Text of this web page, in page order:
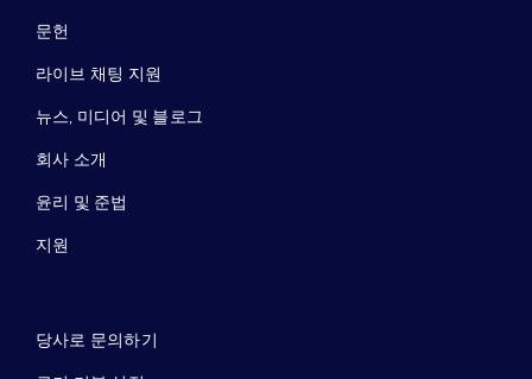
문헌
라이브 채팅 지원
뉴스, 미디어 및 블로그
회사 소개
윤리 및 준법
지원
당사로 문의하기